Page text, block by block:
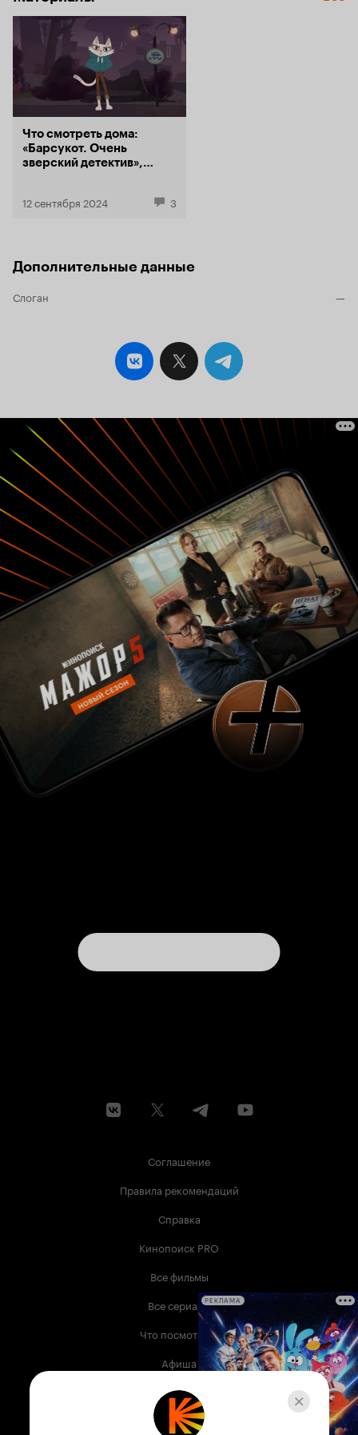
Что смотреть дома:
«Барсукот. Очень
зверский детектив»,
Париже»
12 сентября 2024 3
Дополнительные данные
Слоган —
Соглашение
Правила рекомендаций
Справка
Кинопоиск PRO
Все фильмы
Все сериалы
Что посмотреть
Афиша
Музыка
Телепрограмма
РЕКЛАМА